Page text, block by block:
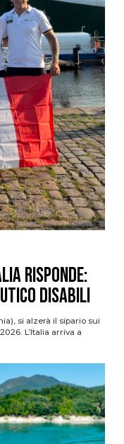
risponde:
Disabili
si alzerà il sipario sui
L’Italia arriva a